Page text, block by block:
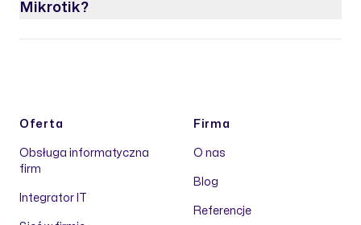
Mikrotik?
Oferta
Obsługa informatyczna
firm
Integrator IT
Firma
O nas
Blog
Referencje